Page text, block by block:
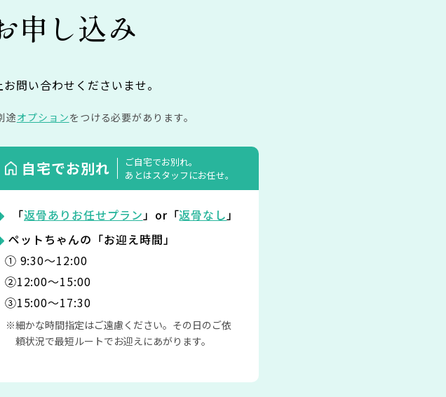
申し込み
問い合わせくださいませ。
途オプションをつける必要があります。
自宅でお別れ
ご自宅でお別れ。
あとはスタッフにお任せ。
「返骨ありお任せプラン」or「返骨なし」
ペットちゃんの「お迎え時間」
① 9:30〜12:00
②12:00〜15:00
③15:00〜17:30
細かな時間指定はご遠慮ください。その日のご依
頼状況で最短ルートでお迎えにあがります。